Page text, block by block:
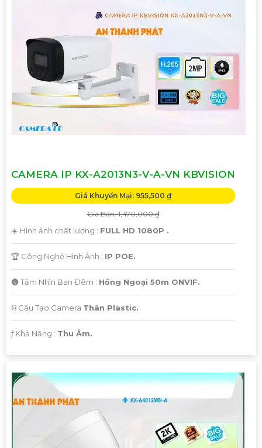
CAMERA IP KX-A2013N3-V-A-VN KBVISION
Giá Khuyến Mại: 955,500 ₫
Giá Bán: 1,470,000 ₫
☀️ Hình ảnh chất lượng : FULL HD 1080P .
🏆 Công Nghệ Hình Ảnh : IP POE.
🌚 Tầm Nhìn Ban Đêm : Hồng Ngoại 50m ONVIF.
⛓ Cấu Tạo Camera Thân Plastic.
️ƒ Khả Năng : Thu Âm.